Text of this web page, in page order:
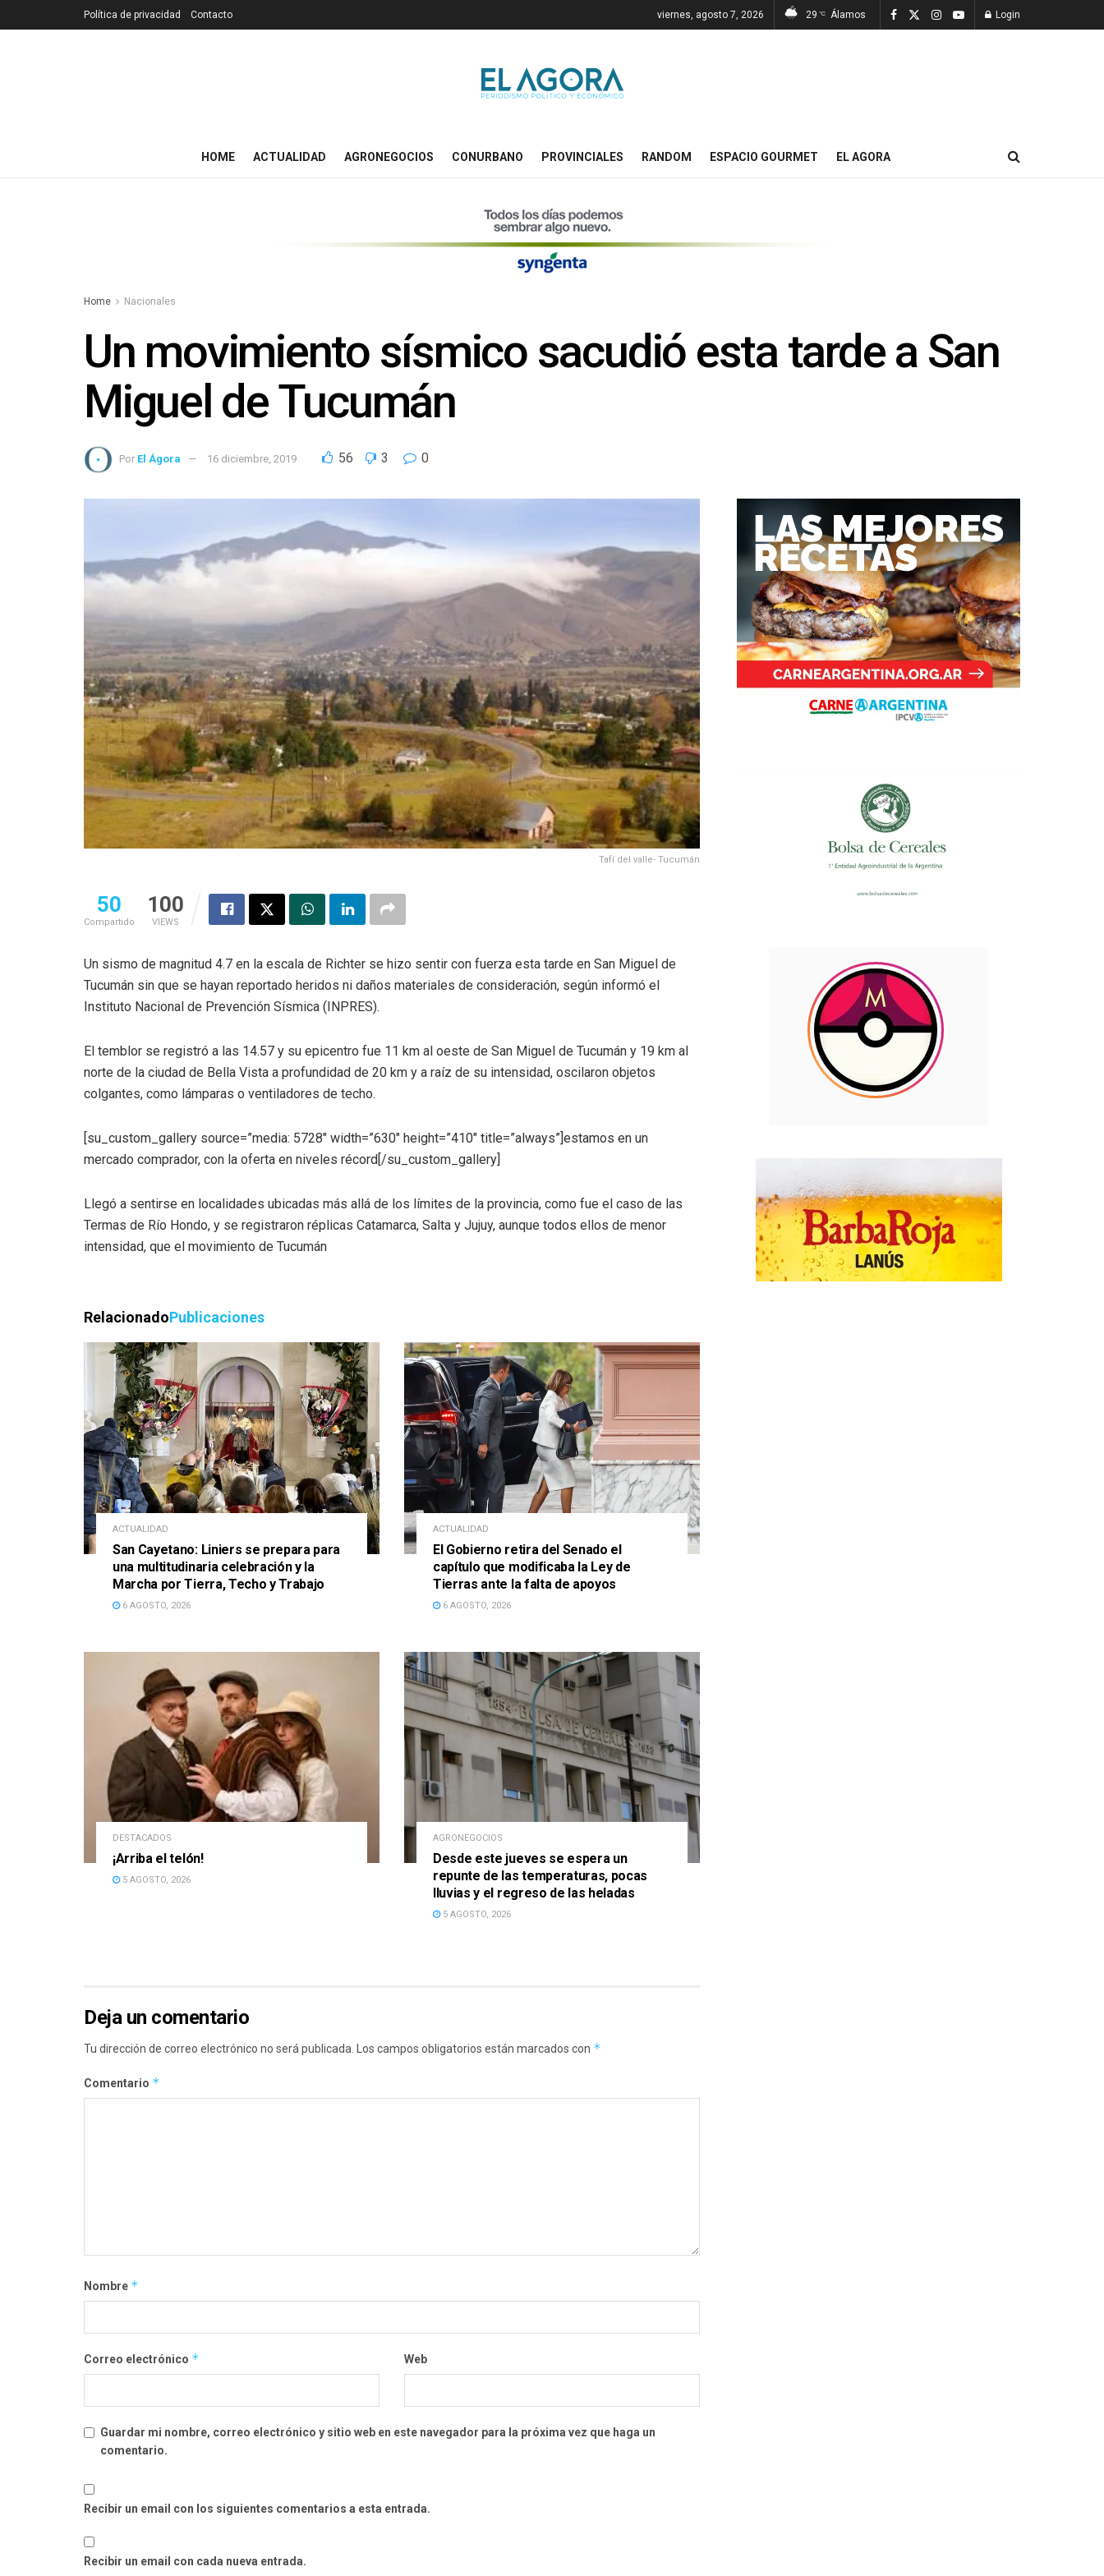
Política de privacidad Contacto viernes, agosto 7, 2026 29 °C Álamos Login
HOME ACTUALIDAD AGRONEGOCIOS CONURBANO PROVINCIALES RANDOM ESPACIO GOURMET EL AGORA
Home Nacionales
Un movimiento sísmico sacudió esta tarde a San
Miguel de Tucumán
Por El Ágora 16 diciembre, 2019 56 3 0
Tafí del valle- Tucumán
50
Compartido
100
VIEWS
Un sismo de magnitud 4.7 en la escala de Richter se hizo sentir con fuerza esta tarde en San Miguel de
Tucumán sin que se hayan reportado heridos ni daños materiales de consideración, según informó el
Instituto Nacional de Prevención Sísmica (INPRES).
El temblor se registró a las 14.57 y su epicentro fue 11 km al oeste de San Miguel de Tucumán y 19 km al
norte de la ciudad de Bella Vista a profundidad de 20 km y a raíz de su intensidad, oscilaron objetos
colgantes, como lámparas o ventiladores de techo.
[su_custom_gallery source=”media: 5728″ width=”630″ height=”410″ title=”always”]estamos en un
mercado comprador, con la oferta en niveles récord[/su_custom_gallery]
Llegó a sentirse en localidades ubicadas más allá de los límites de la provincia, como fue el caso de las
Termas de Río Hondo, y se registraron réplicas Catamarca, Salta y Jujuy, aunque todos ellos de menor
intensidad, que el movimiento de Tucumán
RelacionadoPublicaciones
ACTUALIDAD
San Cayetano: Liniers se prepara para
una multitudinaria celebración y la
Marcha por Tierra, Techo y Trabajo
6 AGOSTO, 2026
ACTUALIDAD
El Gobierno retira del Senado el
capítulo que modificaba la Ley de
Tierras ante la falta de apoyos
6 AGOSTO, 2026
DESTACADOS
¡Arriba el telón!
5 AGOSTO, 2026
AGRONEGOCIOS
Desde este jueves se espera un
repunte de las temperaturas, pocas
lluvias y el regreso de las heladas
5 AGOSTO, 2026
Deja un comentario
Tu dirección de correo electrónico no será publicada. Los campos obligatorios están marcados con *
Comentario *
Nombre *
Correo electrónico * Web
Guardar mi nombre, correo electrónico y sitio web en este navegador para la próxima vez que haga un
comentario.
Recibir un email con los siguientes comentarios a esta entrada.
Recibir un email con cada nueva entrada.